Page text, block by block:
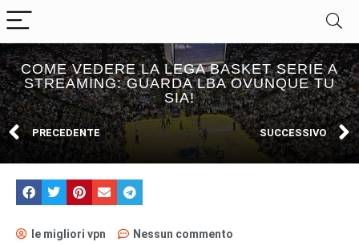
COME VEDERE LA LEGA BASKET SERIE A
STREAMING: GUARDA LBA OVUNQUE TU
SIA!
PRECEDENTE SUCCESSIVO
le migliori vpn
Nessun commento